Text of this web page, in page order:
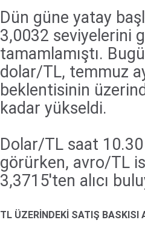
Dün güne yatay
3,0032 seviyelerini
tamamlamıştı.
dolar/TL, temmuz
beklentisinin
kadar yükseldi.
Dolar/TL saat
görürken, avro/TL
3,3715'ten alıcı
TL ÜZERİNDEKİ SATIŞ BASKISI